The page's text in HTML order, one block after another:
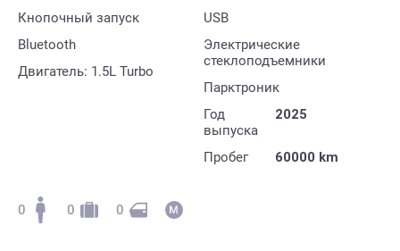
Кнопочный запуск
Bluetooth
Двигатель: 1.5L Turbo
USB
Электрические
стеклоподъемники
Парктроник
Год
выпуска
2025
Пробег 60000 km
0 0 0